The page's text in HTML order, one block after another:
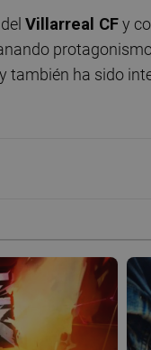
Villarreal CFy
también ha sido